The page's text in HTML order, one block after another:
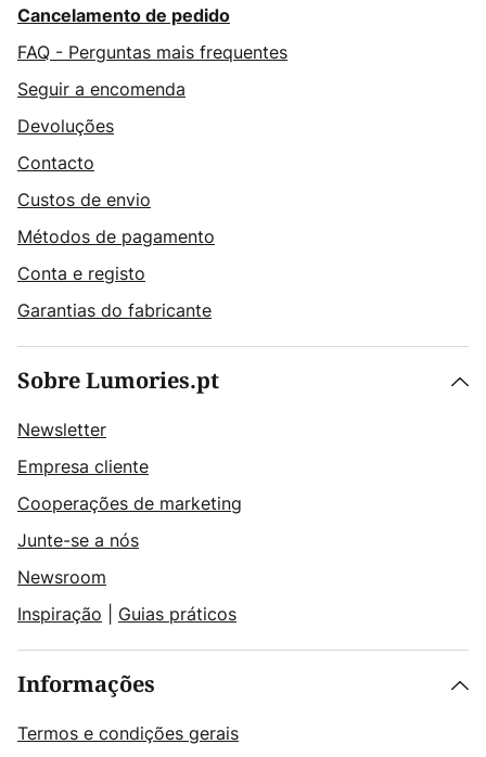
Cancelamento de pedido
FAQ - Perguntas mais frequentes
Seguir a encomenda
Devoluções
Contacto
Custos de envio
Métodos de pagamento
Conta e registo
Garantias do fabricante
Sobre Lumories.pt
Newsletter
Empresa cliente
Cooperações de marketing
Junte-se a nós
Newsroom
Inspiração
Guias práticos
Informações
Termos e condições gerais